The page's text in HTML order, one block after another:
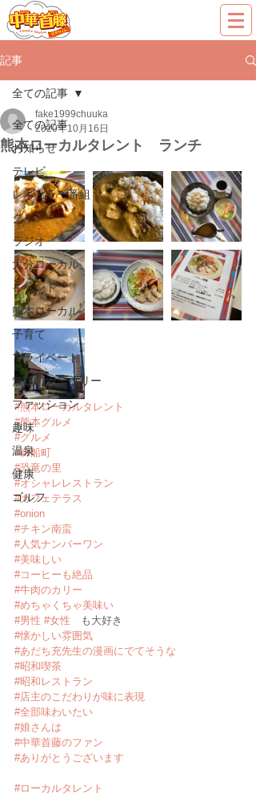
記事
全ての記事
お知らせ
テレビ
レギュラー番組
グルメ
ラジオ
大分ローカル
イベント
熊本ローカル
子育て
プライベート
無題のカテゴリー
ファッション
趣味
温泉
健康
ゴルフ
全ての記事
熊本ローカルタレント ランチ
fake1999chuuka
2020年10月16日
#熊本ローカルタレント
#熊本グルメ
#グルメ
#御船町
#恐竜の里
#オシャレレストラン
#カフェテラス
#onion
#チキン南蛮
#人気ナンバーワン
#美味しい
#コーヒーも絶品
#牛肉のカリー
#めちゃくちゃ美味い
#男性 #女性 も大好き
#懐かしい雰囲気
#あだち充先生の漫画にでてそうな
#昭和喫茶
#昭和レストラン
#店主のこだわりが味に表現
#全部味わいたい
#娘さんは
#中華首藤のファン
#ありがとうございます
#ローカルタレント